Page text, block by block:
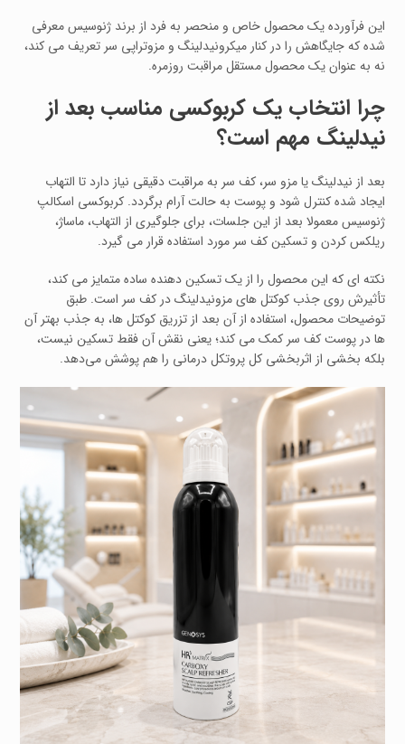
این فرآورده یک محصول خاص و منحصر به‌ فرد از برند ژنوسیس معرفی
شده که جایگاهش را در کنار میکرونیدلینگ و مزوتراپی سر تعریف می‌ کند،
نه به‌ عنوان یک محصول مستقل مراقبت روزمره.
چرا انتخاب یک کربوکسی مناسب بعد از
نیدلینگ مهم است؟
بعد از نیدلینگ یا مزو سر، کف سر به مراقبت دقیقی نیاز دارد تا التهاب
ایجاد شده کنترل شود و پوست به حالت آرام برگردد. کربوکسی اسکالپ
ژنوسیس معمولا بعد از این جلسات، برای جلوگیری از التهاب، ماساژ،
ریلکس کردن و تسکین کف سر مورد استفاده قرار می‌ گیرد.
نکته‌ ای که این محصول را از یک تسکین‌ دهنده ساده متمایز می‌ کند،
تأثیرش روی جذب کوکتل‌ های مزونیدلینگ در کف سر است. طبق
توضیحات محصول، استفاده از آن بعد از تزریق کوکتل‌ ها، به جذب بهتر آن‌
ها در پوست کف سر کمک می‌ کند؛ یعنی نقش آن فقط تسکین نیست،
بلکه بخشی از اثربخشی کل پروتکل درمانی را هم پوشش می‌دهد.